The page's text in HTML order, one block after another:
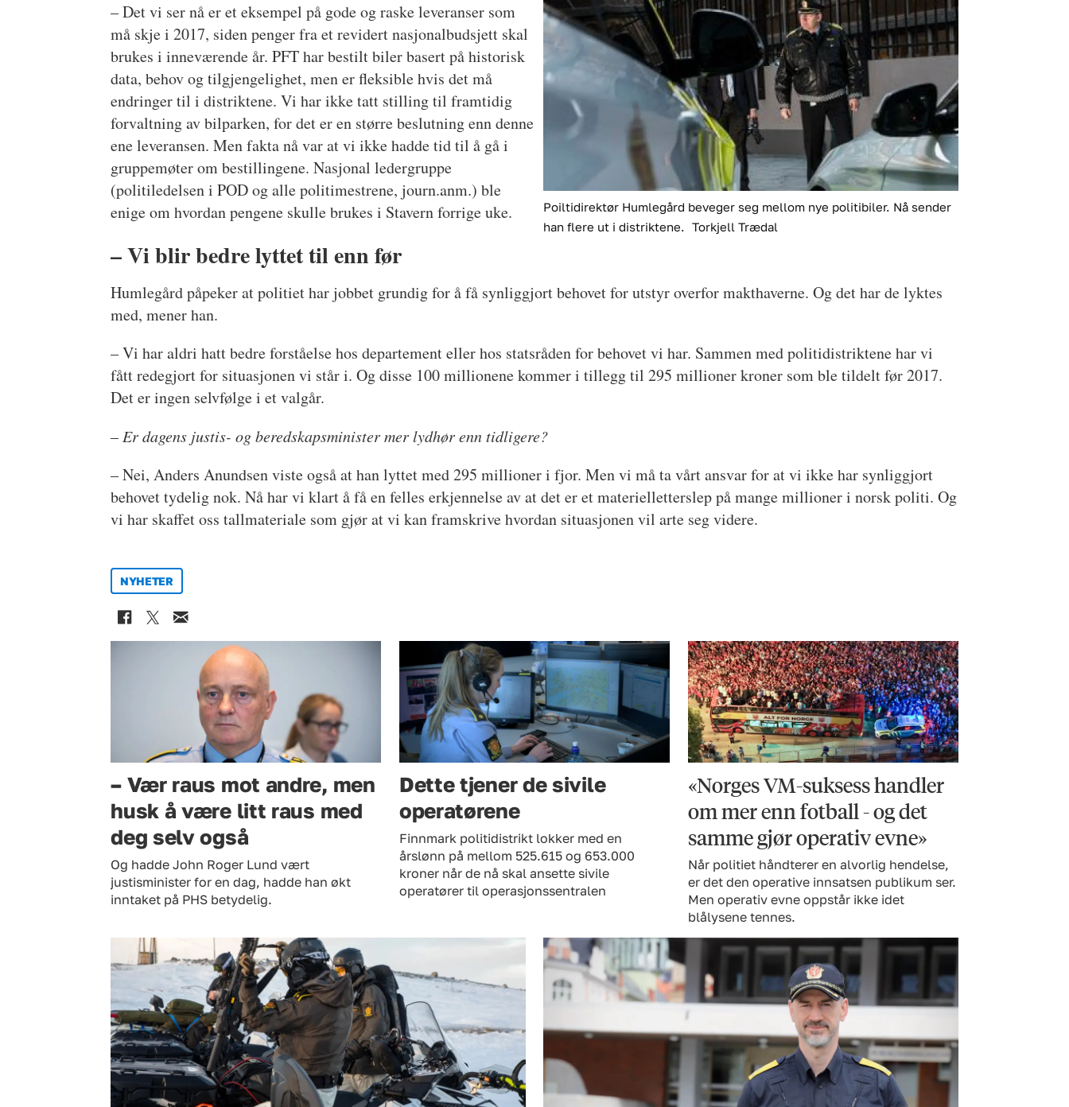
Poiltidirektør Humlegård beveger seg mellom nye politibiler. Nå sender
han flere ut i distriktene. Torkjell Trædal
– Det vi ser nå er et eksempel på gode og raske leveranser som
må skje i 2017, siden penger fra et revidert nasjonalbudsjett skal
brukes i inneværende år. PFT har bestilt biler basert på historisk
data, behov og tilgjengelighet, men er fleksible hvis det må
endringer til i distriktene. Vi har ikke tatt stilling til framtidig
forvaltning av bilparken, for det er en større beslutning enn denne
ene leveransen. Men fakta nå var at vi ikke hadde tid til å gå i
gruppemøter om bestillingene. Nasjonal ledergruppe
(politiledelsen i POD og alle politimestrene, journ.anm.) ble
enige om hvordan pengene skulle brukes i Stavern forrige uke.
– Vi blir bedre lyttet til enn før
Humlegård påpeker at politiet har jobbet grundig for å få synliggjort behovet for utstyr overfor makthaverne. Og det har de lyktes
med, mener han.
– Vi har aldri hatt bedre forståelse hos departement eller hos statsråden for behovet vi har. Sammen med politidistriktene har vi
fått redegjort for situasjonen vi står i. Og disse 100 millionene kommer i tillegg til 295 millioner kroner som ble tildelt før 2017.
Det er ingen selvfølge i et valgår.
–Er dagens justis- og beredskapsminister mer lydhør enn tidligere?
– Nei, Anders Anundsen viste også at han lyttet med 295 millioner i fjor. Men vi må ta vårt ansvar for at vi ikke har synliggjort
behovet tydelig nok. Nå har vi klart å få en felles erkjennelse av at det er et materielletterslep på mange millioner i norsk politi. Og
vi har skaffet oss tallmateriale som gjør at vi kan framskrive hvordan situasjonen vil arte seg videre.
NYHETER
– Vær raus mot andre, men
husk å være litt raus med
deg selv også
Og hadde John Roger Lund vært
justisminister for en dag, hadde han økt
inntaket på PHS betydelig.
Dette tjener de sivile
operatørene
Finnmark politidistrikt lokker med en
årslønn på mellom 525.615 og 653.000
kroner når de nå skal ansette sivile
operatører til operasjonssentralen
«Norges VM-suksess handler
om mer enn fotball - og det
samme gjør operativ evne»
Når politiet håndterer en alvorlig hendelse,
er det den operative innsatsen publikum ser.
Men operativ evne oppstår ikke idet
blålysene tennes.